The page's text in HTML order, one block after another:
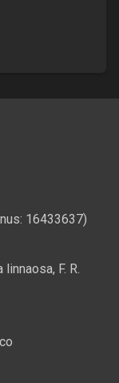
16433637)
F. R.